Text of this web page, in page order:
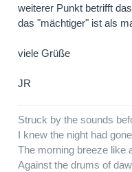
weiterer Punkt betrifft
das "mächtiger" ist als
viele Grüße
JR
Struck by the sounds
I knew the night had
The morning breeze like
Against the drums of